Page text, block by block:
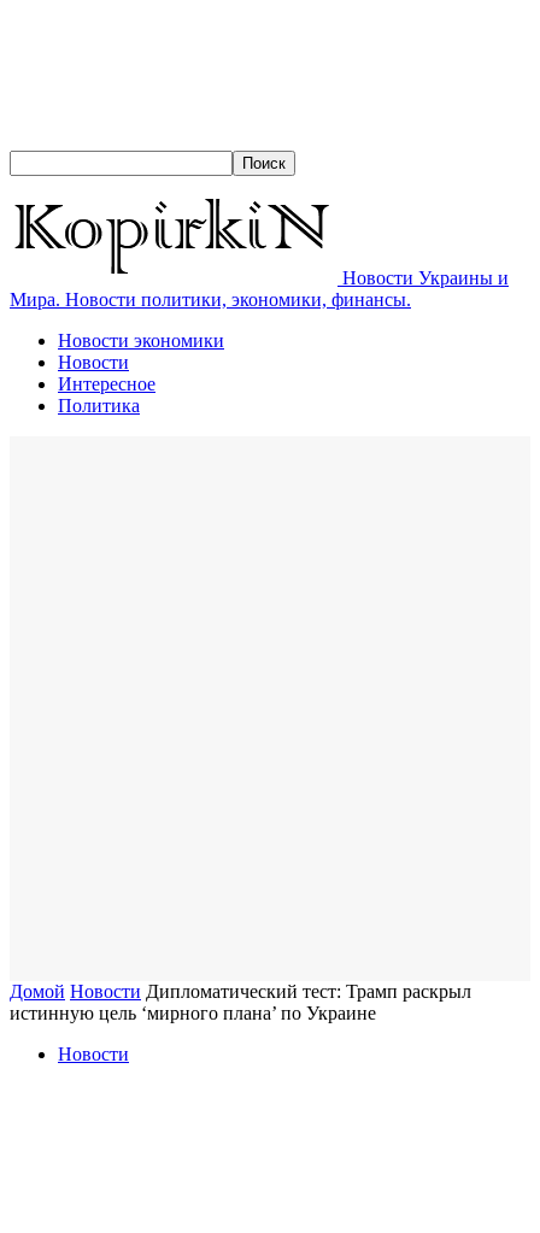
Новости Украины и
Мира. Новости политики, экономики, финансы.
Новости экономики
Новости
Интересное
Политика
Домой Новости Дипломатический тест: Трамп раскрыл
истинную цель ‘мирного плана’ по Украине
Новости